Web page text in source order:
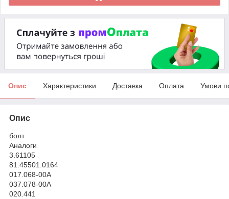
Опис Характеристики Доставка Оплата Умови
Опис
болт
Аналоги
3.61105
81.45501.0164
017.068-00A
037.078-00A
020.441